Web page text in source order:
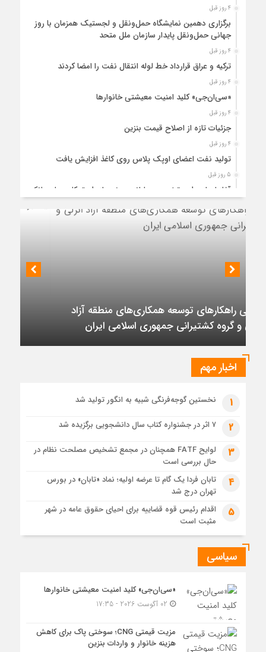
4 روز قبل
برگزاری دهمین نمایشگاه حمل‌ونقل و لجستیک همزمان با روز
جهانی حمل‌ونقل پایدار سازمان ملل متحد
4 روز قبل
ترکیه و عراق قرارداد خط لوله انتقال نفت را امضا کردند
4 روز قبل
«سی‌ان‌جی» کلید امنیت معیشتی خانوارها
4 روز قبل
جزئیات تازه از اصلاح قیمت بنزین
4 روز قبل
تولید نفت اعضای اوپک پلاس روی کاغذ افزایش یافت
5 روز قبل
آغاز اجرای طرح تخصیص یارانه سوخت از طریق کارت‌های بانکی
عملیات اجرایی پروژه تصفیه پساب شهری؛ پتروشیمی تبریز در
مسیر تحقق صنعت سبز
مزیت قیمتی CNG؛ سوختی پاک برای کاهش هزینه خانوار و
واردات بنزین
ظرفیت پالایش جهانی به کمترین میزان در برابر تقاضای نفت
رسیده است
عرضه اولیه تابان فردا (بزرگترین عرضه اولیه تاریخ بورس) از
نگاهی دیگر
1 هفته قبل
حل موانع صادرات برق
نشست رئیس هیأت مدیره گروه سرمایه‌گذاری اهداف با مدیران ارشد شرکت
تأکید بر تداوم حمایت از فاز دوم توسعه میدان
نفتی آذر
اخبار مهم
1 نخستین گوجه‌فرنگی شبیه به انگور تولید شد
2 ۷ اثر در جشنواره کتاب سال دانشجویی برگزیده شد
3
لوایح FATF همچنان در مجمع تشخیص مصلحت نظام در
حال بررسی است
4
تابان فردا یک گام تا عرضه اولیه؛ نماد «تابان» در بورس
تهران درج شد
5
اقدام رئیس قوه قضاییه برای احیای حقوق عامه در شهر
مثبت است
سیاسی
«سی‌ان‌جی» کلید امنیت معیشتی خانوارها
مزیت قیمتی CNG؛ سوختی پاک برای کاهش
هزینه خانوار و واردات بنزین